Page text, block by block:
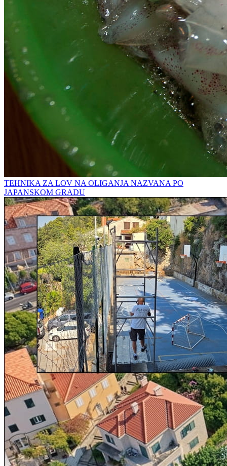
TEHNIKA ZA LOV NA OLIGANJA NAZVANA PO
JAPANSKOM GRADU